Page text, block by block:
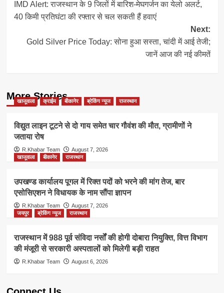
navigation
IMD Alert: राजस्थान के 9 जिलों में बारिश-मेघगर्जन का येलो अलर्ट,
40 किमी प्रतिघंटा की रफ्तार से चल सकती हैं हवाएं
Next:
Gold Silver Price Today: सोना हुआ सस्ता, चांदी में आई तेजी;
जानें आज की नई कीमतें
More Stories
खाजूवाला क्राईम बीकानेर ब्रेकिंग न्यूज राजस्थान
विद्युत लाइन टूटने से दो गाय समेत चार गौवंश की मौत, ग्रामीणों ने
जताया रोष
R.Khabar Team
August 7, 2026
खाजूवाला
बीकानेर राजस्थान
उपखण्ड कार्यालय पूगल में रिक्त पदों को भरने की मांग तेज, बार
एसोसिएशन ने विधायक के नाम सौंपा ज्ञापन
R.Khabar Team
August 7, 2026
जयपुर
ब्रेकिंग न्यूज राजस्थान
राजस्थान में 988 पूर्व संविदा नर्सों की होगी दोबारा नियुक्ति, वित्त विभाग
की मंजूरी से सरकारी अस्पतालों को मिलेगी बड़ी राहत
R.Khabar Team August 6, 2026